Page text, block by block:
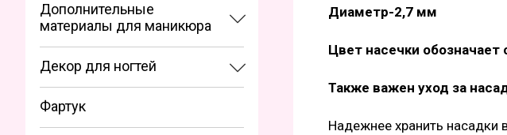
Дополнительные
материалы для маникюра
Декор для ногтей
Фартук
Диаметр-2,7 мм
Цвет насечки
Также важен уход за
Надежнее хранить насадки